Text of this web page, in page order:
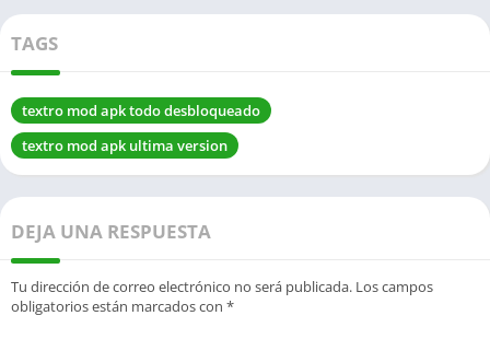
TAGS
textro mod apk todo desbloqueado
textro mod apk ultima version
DEJA UNA RESPUESTA
Tu dirección de correo electrónico no será publicada. Los campos
obligatorios están marcados con *